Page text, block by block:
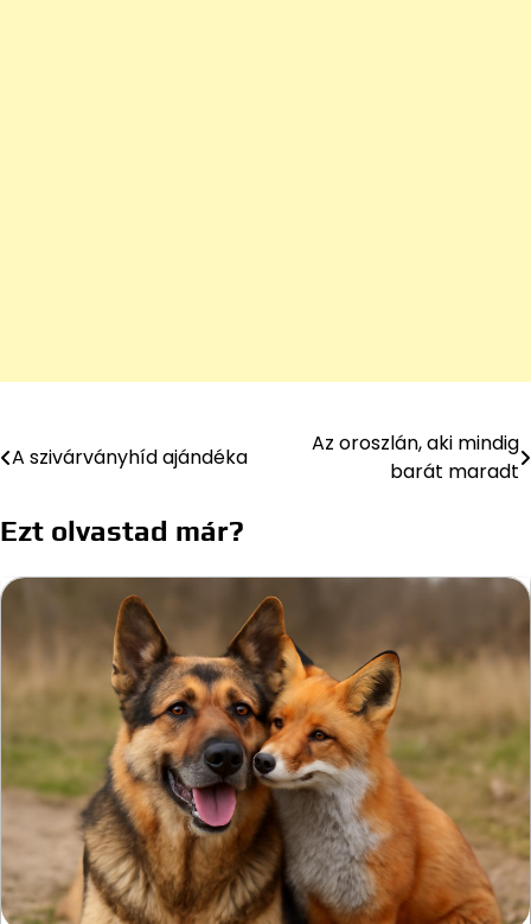
Bejegyzés
A szivárványhíd ajándéka
Az oroszlán, aki mindig
barát maradt
Ezt olvastad már?